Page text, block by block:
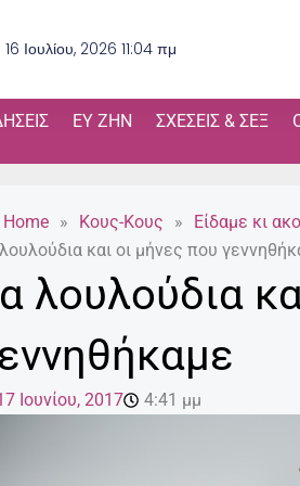
16 Ιουλίου, 2026 11:04 πμ
ΕΥ ΖΗΝ ΣΧΈΣΕΙΣ & ΣΕΞ
Home » Κους-Κους » Είδαμε κι
και οι μήνες που
λουλούδια
Ιουνίου, 2017 4:41 μμ